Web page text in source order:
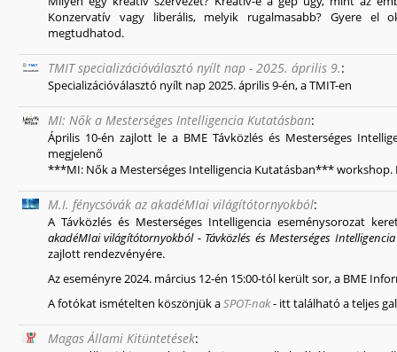
Konzervatív vagy liberális, melyik rugalmasabb? Gyere el
megtudhatod.
TMIT specializációválasztó nyílt nap - 2025. április 9.:
Specializációválasztó nyílt nap 2025. április 9-én, a TMIT-en
MI: Nők a Mesterséges Intelligencia Kutatásban:
Április 10-én zajlott le a BME Távközlés és Mesterséges
megjelenő
***MI: Nők a Mesterséges Intelligencia Kutatásban*** workshop.
M.I. fénycsóvák az akadéMIai világítótornyokból:
A Távközlés és Mesterséges Intelligencia eseménysorozat
akadéMIai világítótornyokból - Távközlés és Mesterséges Intelligencia
zajlott rendezvényére.
Az eseményre 2024. március 12-én 15:00-tól került sor, a BME
A fotókat ismételten köszönjük aSPOT-nak- itt található a teljes
Magas Állami Kitüntetések: